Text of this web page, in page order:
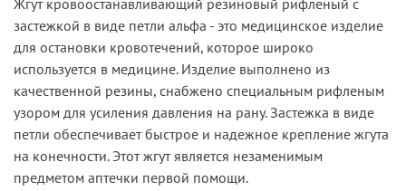
застежкой в виде петли альфа - это медицинское изделие
для остановки кровотечений, которое широко
используется в медицине. Изделие выполнено из
качественной резины, снабжено специальным рифленым
узором для усиления давления на рану. Застежка в виде
петли обеспечивает быстрое и надежное крепление жгута
на конечности. Этот жгут является незаменимым
предметом аптечки первой помощи.